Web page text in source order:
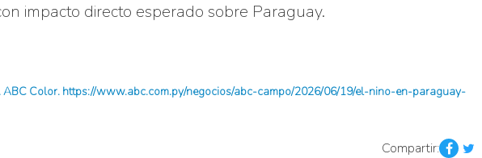
impacto directo esperado sobre Paraguay.
Color. https://www.abc.com.py/negocios/abc-campo/2026/06/19/el-nino-en-paraguay-
Compartir: